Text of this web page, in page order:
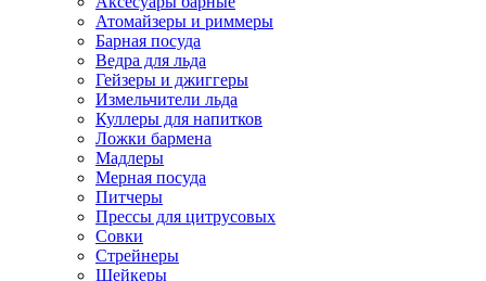
Атомайзеры и риммеры
Барная посуда
Ведра для льда
Гейзеры и джиггеры
Измельчители льда
Куллеры для напитков
Ложки бармена
Мадлеры
Мерная посуда
Питчеры
Прессы для цитрусовых
Совки
Стрейнеры
Шейкеры